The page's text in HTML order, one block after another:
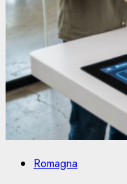
Romagna